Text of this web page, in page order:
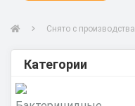
Снято с производства
Категории